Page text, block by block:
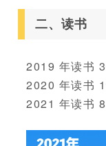
二、读书
2019 年读书
2020 年读书
2021 年读书